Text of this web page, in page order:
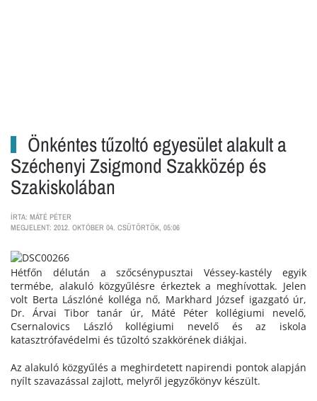
Önkéntes tűzoltó egyesület alakult a
Széchenyi Zsigmond Szakközép és
Szakiskolában
ÍRTA: MÁTÉ PÉTER
MEGJELENT: 2012. OKTÓBER 04. CSÜTÖRTÖK, 05:06
Hétfőn délután a szőcsénypusztai Véssey-kastély egyik
termébe, alakuló közgyűlésre érkeztek a meghívottak. Jelen
volt Berta Lászlóné kolléga nő, Markhard József igazgató úr,
Dr. Árvai Tibor tanár úr, Máté Péter kollégiumi nevelő,
Csernalovics László kollégiumi nevelő és az iskola
katasztrófavédelmi és tűzoltó szakkörének diákjai.
Az alakuló közgyűlés a meghirdetett napirendi pontok alapján
nyílt szavazással zajlott, melyről jegyzőkönyv készült.